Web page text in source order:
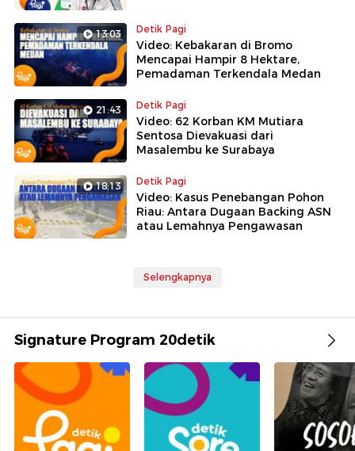
13:03 Detik Pagi
Video: Kebakaran di Bromo
Mencapai Hampir 8 Hektare,
Pemadaman Terkendala Medan
21:43 Detik Pagi
Video: 62 Korban KM Mutiara
Sentosa Dievakuasi dari
Masalembu ke Surabaya
18:13 Detik Pagi
Video: Kasus Penebangan Pohon
Riau: Antara Dugaan Backing ASN
atau Lemahnya Pengawasan
Selengkapnya
Signature Program 20detik